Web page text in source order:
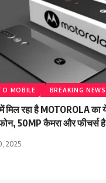
MOBILE BREAKING NEWS
मिल रहा है MOTOROLA का
50MP कैमरा और फीचर्स
2025